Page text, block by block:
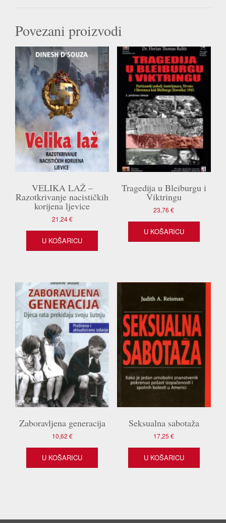
Povezani proizvodi
VELIKA LAŽ –
Razotkrivanje nacističkih
korijena ljevice
21,24€
U KOŠARICU
Tragedija u Bleiburgu i
Viktringu
23,76€
U KOŠARICU
Zaboravljena generacija
10,62 €
U KOŠARICU
Seksualna sabotaža
17,25€
U KOŠARICU